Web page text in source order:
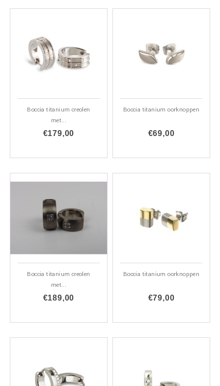
Boccia titanium creolen
met...
€179,00
Boccia titanium oorknoppen
€69,00
Boccia titanium creolen
met...
€189,00
Boccia titanium oorknoppen
€79,00